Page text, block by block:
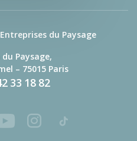
du Paysage
Paysage,
– 75015 Paris
33 18 82
Instagram
Tiktok